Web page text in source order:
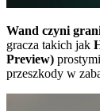
Wand czyni
gracza takich jak
Preview)
przeszkody w